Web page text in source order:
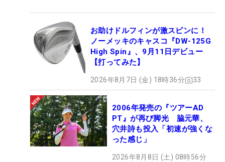
お助けドルフィンが激スピンに！
ノーメッキのキャスコ『DW-125G
High Spin』、9月11日デビュー
【打ってみた】
2026年8月7日 (金) 18時36分 33
2006年発売の『ツアーAD
PT』が再び脚光 脇元華、
穴井詩も投入「初速が強くな
った感じ」
2026年8月8日 (土) 08時56分